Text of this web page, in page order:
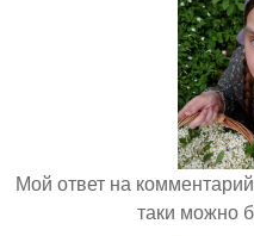
Мой ответ на
таки можно